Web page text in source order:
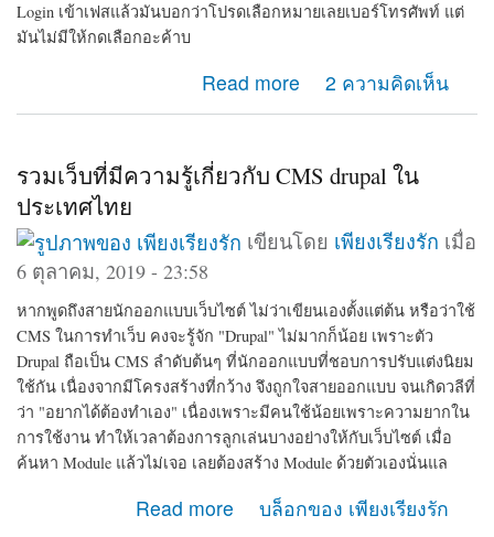
Login เข้าเฟสแล้วมันบอกว่าโปรดเลือกหมายเลยเบอร์โทรศัพท์ แต่
มันไม่มีให้กดเลือกอะค้าบ
Read more 2 ความคิดเห็น
รวมเว็บที่มีความรู้เกี่ยวกับ CMS drupal ใน
ประเทศไทย
เขียนโดย เพียงเรียงรัก เมื่อ
6 ตุลาคม, 2019 - 23:58
หากพูดถึงสายนักออกแบบเว็บไซต์ ไม่ว่าเขียนเองตั้งแต่ต้น หรือว่าใช้
CMS ในการทำเว็บ คงจะรู้จัก "Drupal" ไม่มากก็น้อย เพราะตัว
Drupal ถือเป็น CMS ลำดับต้นๆ ที่นักออกแบบที่ชอบการปรับแต่งนิยม
ใช้กัน เนื่องจากมีโครงสร้างที่กว้าง จึงถูกใจสายออกแบบ จนเกิดวลีที่
ว่า "อยากได้ต้องทำเอง" เนื่องเพราะมีคนใช้น้อยเพราะความยากใน
การใช้งาน ทำให้เวลาต้องการลูกเล่นบางอย่างให้กับเว็บไซต์ เมื่อ
ค้นหา Module แล้วไม่เจอ เลยต้องสร้าง Module ด้วยตัวเองนั่นแล
Read more
about รวมเว็บที่มีความรู้เกี่ยวกับ CMS drupal ใน
บล็อกของ เพียงเรียงรัก